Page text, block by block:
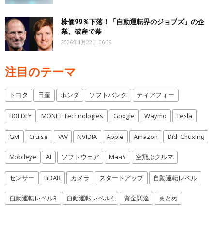
株価99％下落！「自動運転界のジョブズ」の企
業、破産で幕
2026年1月22日 06:39
注目のテーマ
トヨタ 日産 ホンダ ソフトバンク ティアフォー
BOLDLY MONET Technologies Google Waymo Tesla
GM Cruise VW NVIDIA Apple Amazon Didi Chuxing
Mobileye AI ソフトウェア MaaS 空飛ぶクルマ
センサー LiDAR カメラ スタートアップ 自動運転レベル
自動運転レベル3 自動運転レベル4 資金調達 まとめ